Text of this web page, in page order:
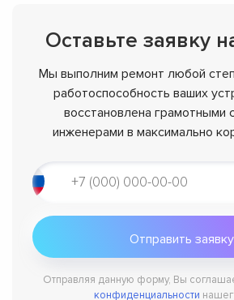
Оставьте заявку
Мы выполним ремонт любой
работоспособность ваших
восстановлена грамотными
инженерами в максимально
Отправляя данную форму, Вы
конфиденциальности